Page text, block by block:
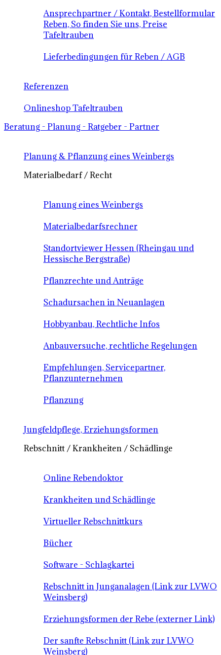
Ansprechpartner / Kontakt, Bestellformular
Reben, So finden Sie uns, Preise
Tafeltrauben
Lieferbedingungen für Reben / AGB
Referenzen
Onlineshop Tafeltrauben
Beratung - Planung - Ratgeber - Partner
Planung & Pflanzung eines Weinbergs
Materialbedarf / Recht
Planung eines Weinbergs
Materialbedarfsrechner
Standortviewer Hessen (Rheingau und
Hessische Bergstraße)
Pflanzrechte und Anträge
Schadursachen in Neuanlagen
Hobbyanbau, Rechtliche Infos
Anbauversuche, rechtliche Regelungen
Empfehlungen, Servicepartner,
Pflanzunternehmen
Pflanzung
Jungfeldpflege, Erziehungsformen
Rebschnitt / Krankheiten / Schädlinge
Online Rebendoktor
Krankheiten und Schädlinge
Virtueller Rebschnittkurs
Bücher
Software - Schlagkartei
Rebschnitt in Junganalagen (Link zur LVWO
Weinsberg)
Erziehungsformen der Rebe (externer Link)
Der sanfte Rebschnitt (Link zur LVWO
Weinsberg)